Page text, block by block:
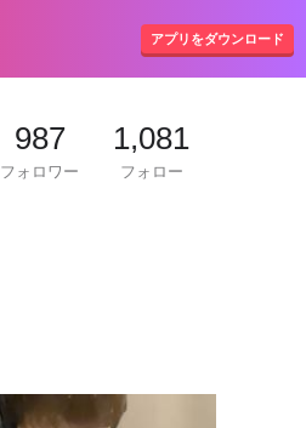
アプリをダウンロード
987
フォロワー
1,081
フォロー